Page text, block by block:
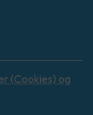
(Cookies) og